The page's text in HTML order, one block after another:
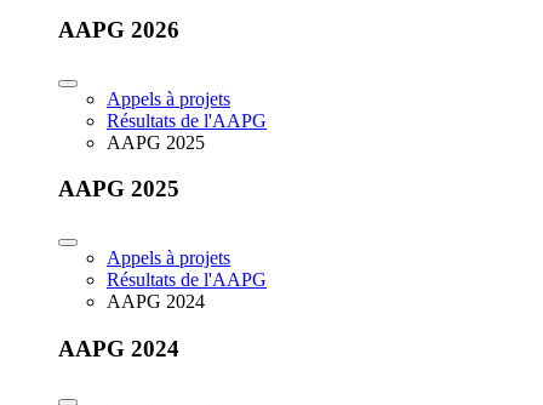
AAPG 2026
Appels à projets
Résultats de l'AAPG
AAPG 2025
AAPG 2025
Appels à projets
Résultats de l'AAPG
AAPG 2024
AAPG 2024